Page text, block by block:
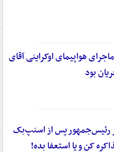
هواپیمای اوکراینی آقای
بود
رئیس‌جمهور پس از اسنپ‌بک
کن و یا استعفا بده!